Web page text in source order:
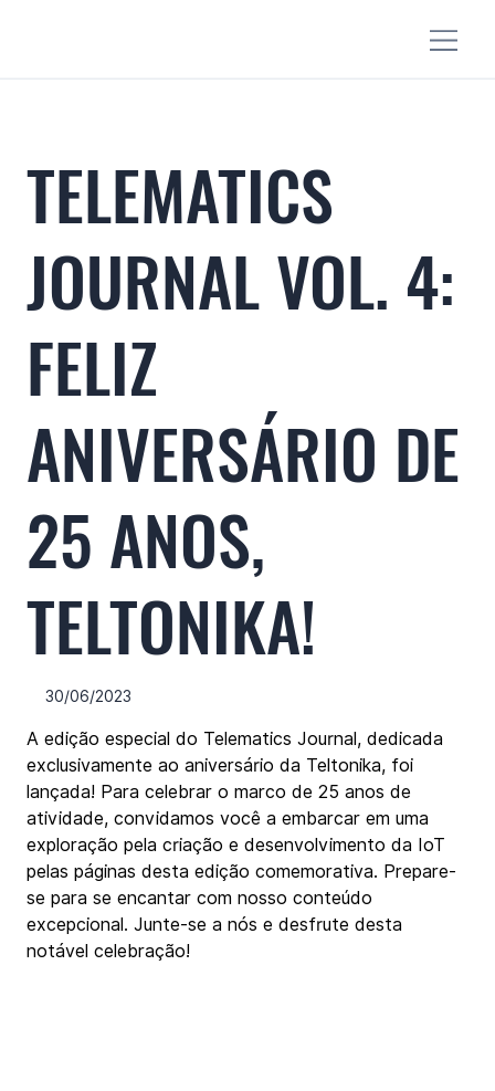
TELEMATICS
JOURNAL VOL. 4:
FELIZ
ANIVERSÁRIO DE
25 ANOS,
TELTONIKA!
30/06/2023
A edição especial do Telematics Journal, dedicada
exclusivamente ao aniversário da Teltonika, foi
lançada! Para celebrar o marco de 25 anos de
atividade, convidamos você a embarcar em uma
exploração pela criação e desenvolvimento da IoT
pelas páginas desta edição comemorativa. Prepare-
se para se encantar com nosso conteúdo
excepcional. Junte-se a nós e desfrute desta
notável celebração!